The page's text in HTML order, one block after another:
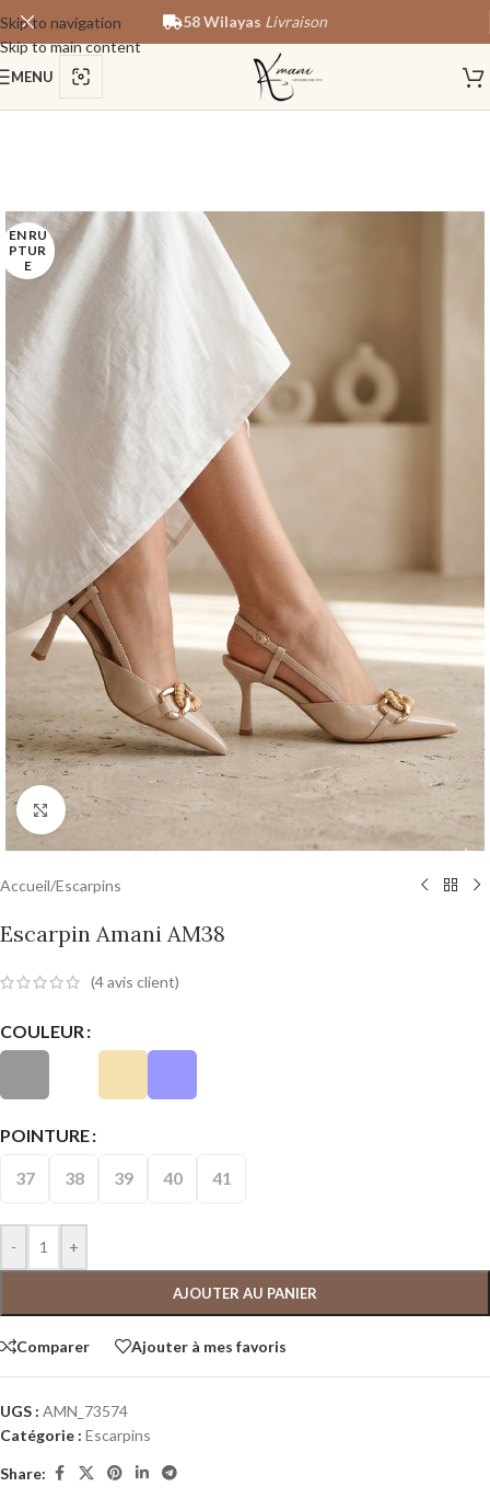
Skip to navigation
Skip to main content
58 Wilayas Livraison
MENU
EN RU
PTUR
E
Agrandir
Accueil/Escarpins
Escarpin Amani AM38
(4avis client)
COULEUR
POINTURE
37 38 39 40 41
- +
AJOUTER AU PANIER
Comparer Ajouter à mes favoris
UGS : AMN_73574
Catégorie : Escarpins
Share: